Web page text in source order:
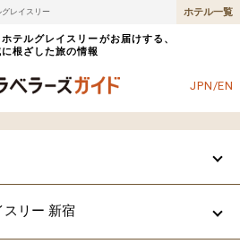
グレイスリー ホテル一覧
テルグレイスリーがお届けする、
根ざした旅の情報
JPN/EN
スリー 新宿